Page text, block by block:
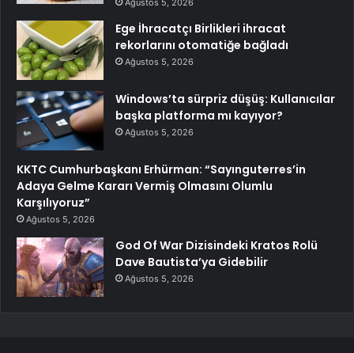
Ege İhracatçı Birlikleri ihracat
rekorlarını otomatiğe bağladı
Ağustos 5, 2026
Windows’ta sürpriz düşüş: Kullanıcılar
başka platforma mı kayıyor?
Ağustos 5, 2026
KKTC Cumhurbaşkanı Erhürman: “Sayınguterres’in
Adaya Gelme Kararı Vermiş Olmasını Olumlu
Karşılıyoruz”
Ağustos 5, 2026
God Of War Dizisindeki Kratos Rolü
Dave Bautista’ya Gidebilir
Ağustos 5, 2026